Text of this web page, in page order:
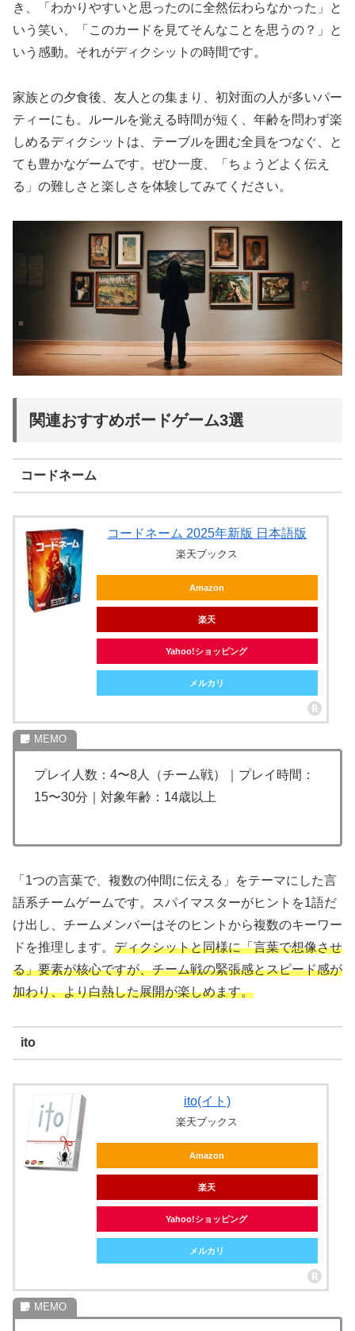
き、「わかりやすいと思ったのに全然伝わらなかった」と
いう笑い、「このカードを見てそんなことを思うの？」と
いう感動。それがディクシットの時間です。
家族との夕食後、友人との集まり、初対面の人が多いパー
ティーにも。ルールを覚える時間が短く、年齢を問わず楽
しめるディクシットは、テーブルを囲む全員をつなぐ、と
ても豊かなゲームです。ぜひ一度、「ちょうどよく伝え
る」の難しさと楽しさを体験してみてください。
関連おすすめボードゲーム3選
コードネーム
コードネーム 2025年新版 日本語版
楽天ブックス
Amazon
楽天
Yahoo!ショッピング
メルカリ
プレイ人数：4〜8人（チーム戦）｜プレイ時間：
15〜30分｜対象年齢：14歳以上
「1つの言葉で、複数の仲間に伝える」をテーマにした言
語系チームゲームです。スパイマスターがヒントを1語だ
け出し、チームメンバーはそのヒントから複数のキーワー
ドを推理します。 ディクシットと同様に「言葉で想像させ
る」要素が核心ですが、チーム戦の緊張感とスピード感が
加わり、より白熱した展開が楽しめます。
ito
ito(イト)
楽天ブックス
Amazon
楽天
Yahoo!ショッピング
メルカリ